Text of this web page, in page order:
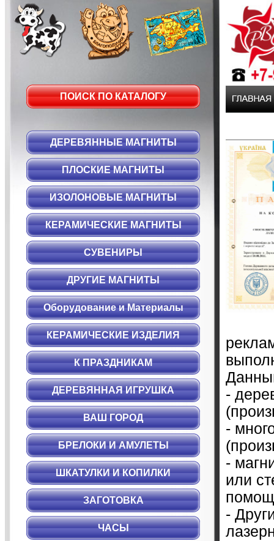
ПОИСК ПО КАТАЛОГУ
ДЕРЕВЯННЫЕ МАГНИТЫ
ПЛОСКИЕ МАГНИТЫ
ИЗОЛОНОВЫЕ МАГНИТЫ
КЕРАМИЧЕСКИЕ МАГНИТЫ
СУВЕНИРЫ
ДРУГИЕ МАГНИТЫ
Оборудование и Материалы
КЕРАМИЧЕСКИЕ ИЗДЕЛИЯ
К ПРАЗДНИКАМ
ДЕРЕВЯННАЯ ИГРУШКА
ВАШ ГОРОД
БРЕЛОКИ И АМУЛЕТЫ
ШКАТУЛКИ И КОПИЛКИ
ЗАГОТОВКА
ЧАСЫ
-
-
-
или
-